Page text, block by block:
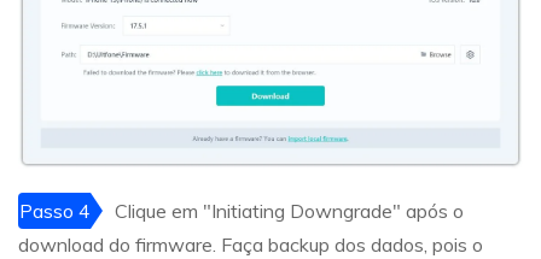
Passo 4
Clique em "Initiating Downgrade" após o
download do firmware. Faça backup dos dados, pois o